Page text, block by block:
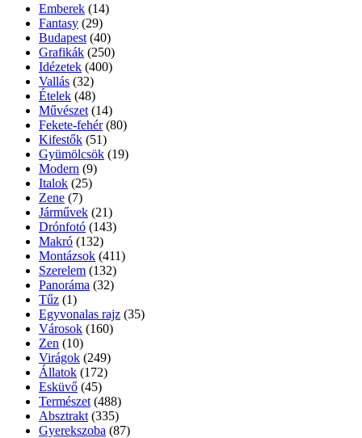
Emberek (14)
Fantasy (29)
Budapest (40)
Grafikák (250)
Idézetek (400)
Vallás (32)
Ételek (48)
Művészet (14)
Fekete-fehér (80)
Kifestők (51)
Gyümölcsök (19)
Modern (9)
Italok (25)
Zene (7)
Járművek (21)
Drónfotó (143)
Makró (132)
Montázsok (411)
Szerelem (132)
Panoráma (32)
Tűz (1)
Egyvonalas rajz (35)
Városok (160)
Zen (10)
Virágok (249)
Állatok (172)
Esküvő (45)
Természet (488)
Absztrakt (335)
Gyerekszoba (87)